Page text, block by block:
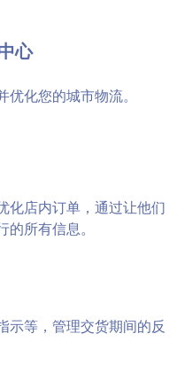
心
化您的城市物流。
化店内订单，通过让他们
所有信息。
示等，管理交货期间的反